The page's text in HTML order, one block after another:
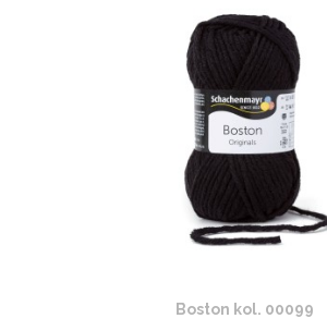
Boston kol. 00099